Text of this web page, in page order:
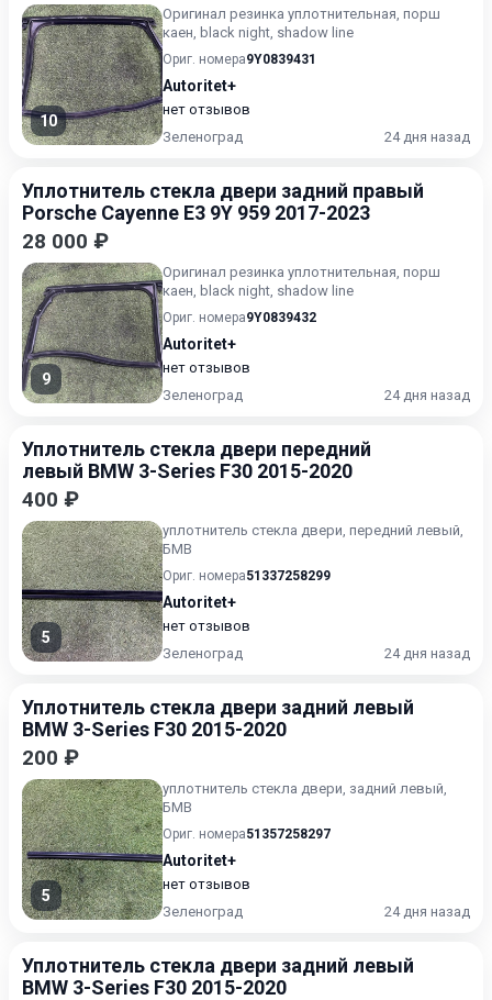
10
Оригинал резинка уплотнительная, порш
каен, black night, shadow line
Ориг. номера9Y0839431
Autoritet+
нет отзывов
Зеленоград
24 дня назад
Уплотнитель стекла двери задний правый
Porsche Cayenne E3 9Y 959 2017-2023
28 000 ₽
9
Оригинал резинка уплотнительная, порш
каен, black night, shadow line
Ориг. номера9Y0839432
Autoritet+
нет отзывов
Зеленоград
24 дня назад
Уплотнитель стекла двери передний
левый BMW 3-Series F30 2015-2020
400 ₽
5
уплотнитель стекла двери, передний левый,
БМВ
Ориг. номера51337258299
Autoritet+
нет отзывов
Зеленоград
24 дня назад
Уплотнитель стекла двери задний левый
BMW 3-Series F30 2015-2020
200 ₽
5
уплотнитель стекла двери, задний левый,
БМВ
Ориг. номера51357258297
Autoritet+
нет отзывов
Зеленоград
24 дня назад
Уплотнитель стекла двери задний левый
BMW 3-Series F30 2015-2020